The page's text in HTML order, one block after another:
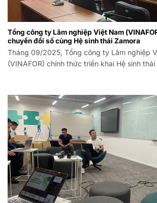
Tổng công ty Lâm nghiệp Việt Nam
chuyển đổi số cùng Hệ sinh thái Zamora
Tháng 09/2025, Tổng công ty Lâm nghiệp
(VINAFOR) chính thức triển khai Hệ sinh